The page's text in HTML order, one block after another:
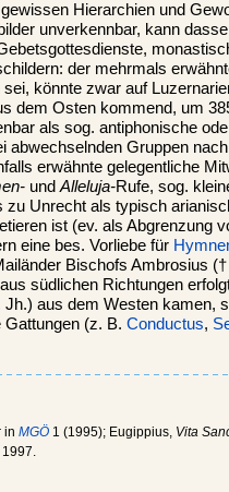
Hierarchien und
unverkennbar, kann
der mehrmals
sei, könnte zwar auf
dem Osten kommend, um
als sog. antiphonische
abwechselnden Gruppen
erwähnte gelegentliche
und Alleluja-Rufe, sog.
zu Unrecht als typisch
ist (ev. als Abgrenzung
eine bes. Vorliebe für
Bischofs Ambrosius
südlichen Richtungen
aus dem Westen kamen,
(z. B. Conductus,
in MGÖ 1 (1995); Eugippius, Vita
1997.